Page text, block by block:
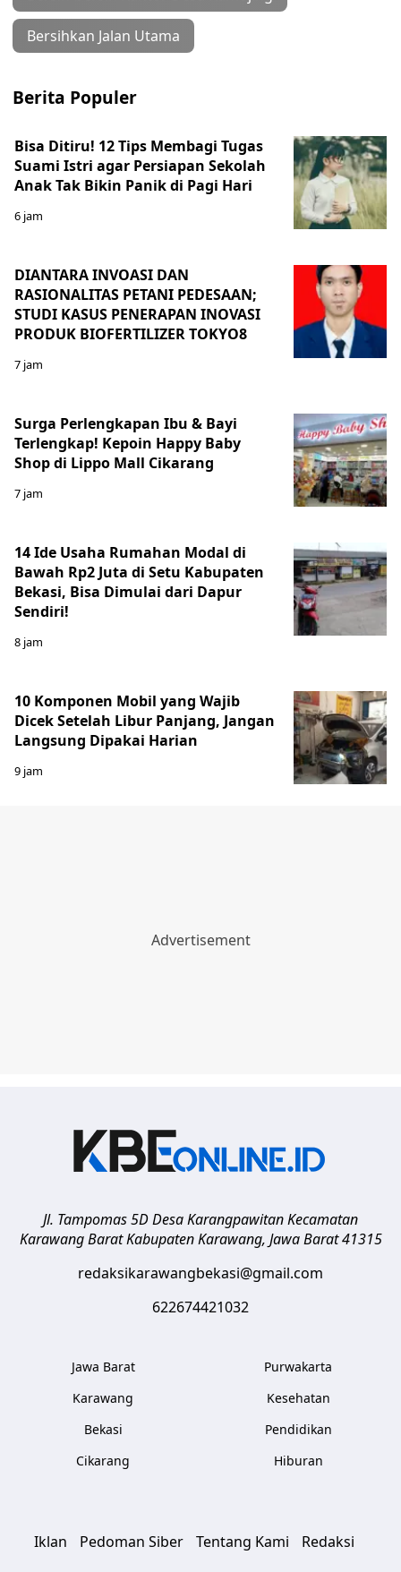
Bersihkan Jalan Utama
Berita Populer
Bisa Ditiru! 12 Tips Membagi Tugas
Suami Istri agar Persiapan Sekolah
Anak Tak Bikin Panik di Pagi Hari
6 jam
DIANTARA INVOASI DAN
RASIONALITAS PETANI PEDESAAN;
STUDI KASUS PENERAPAN INOVASI
PRODUK BIOFERTILIZER TOKYO8
7 jam
Surga Perlengkapan Ibu & Bayi
Terlengkap! Kepoin Happy Baby
Shop di Lippo Mall Cikarang
7 jam
14 Ide Usaha Rumahan Modal di
Bawah Rp2 Juta di Setu Kabupaten
Bekasi, Bisa Dimulai dari Dapur
Sendiri!
8 jam
10 Komponen Mobil yang Wajib
Dicek Setelah Libur Panjang, Jangan
Langsung Dipakai Harian
9 jam
Jl. Tampomas 5D Desa Karangpawitan Kecamatan
Karawang Barat Kabupaten Karawang, Jawa Barat 41315
redaksikarawangbekasi@gmail.com
622674421032
Jawa Barat
Karawang
Bekasi
Cikarang
Purwakarta
Kesehatan
Pendidikan
Hiburan
Iklan Pedoman Siber Tentang Kami Redaksi